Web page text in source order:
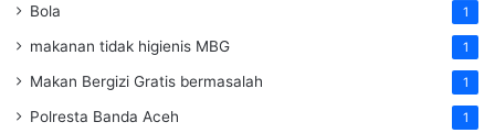
Bola 1
makanan tidak higienis MBG 1
Makan Bergizi Gratis bermasalah 1
Polresta Banda Aceh 1